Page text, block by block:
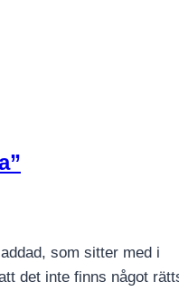
som sitter med i
det inte finns något